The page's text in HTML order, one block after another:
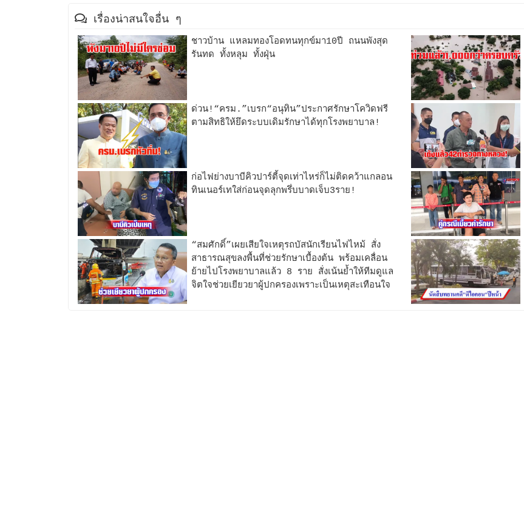
เรื่องน่าสนใจอื่น ๆ
ชาวบ้าน แหลมทองโอดทนทุกข์มา10ปี ถนนพังสุด
รันทด ทั้งหลุม ทั้งฝุ่น
ด่วน!“ครม.”เบรก“อนุทิน”ประกาศรักษาโควิดฟรี
ตามสิทธิให้ยึดระบบเดิมรักษาได้ทุกโรงพยาบาล!
ก่อไฟย่างบาบีคิวปาร์ตี้จุดเท่าไหร่ก็ไม่ติดคว้าแกลอน
ทินเนอร์เทใส่ก่อนจุดลุกพรึ่บบาดเจ็บ3ราย!
“สมศักดิ์”เผยเสียใจเหตุรถบัสนักเรียนไฟไหม้ สั่ง
สาธารณสุขลงพื้นที่ช่วยรักษาเบื้องต้น พร้อมเคลื่อน
ย้ายไปโรงพยาบาลแล้ว 8 ราย สั่งเน้นย้ำให้ทีมดูแล
จิตใจช่วยเยียวยาผู้ปกครองเพราะเป็นเหตุสะเทือนใจ